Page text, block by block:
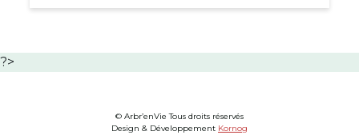
?>
© Arbr’enVie Tous droits réservés
Design & Développement Kornog